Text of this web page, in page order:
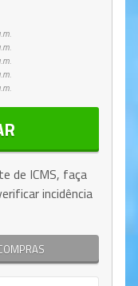
de ICMS, faça
incidência